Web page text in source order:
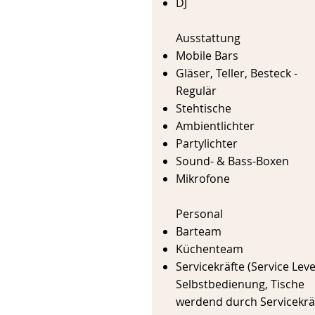
Ausstattung
Mobile Bars
Gläser, Teller, Besteck -
Regulär
Stehtische
Ambientlichter
Partylichter
Sound- & Bass-Boxen
Mikrofone
Personal
Barteam
Küchenteam
Servicekräfte (Service
Selbstbedienung, Tische
werdend durch